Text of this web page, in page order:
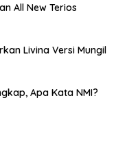
All New Terios
Livina Versi Mungil
Apa Kata NMI?